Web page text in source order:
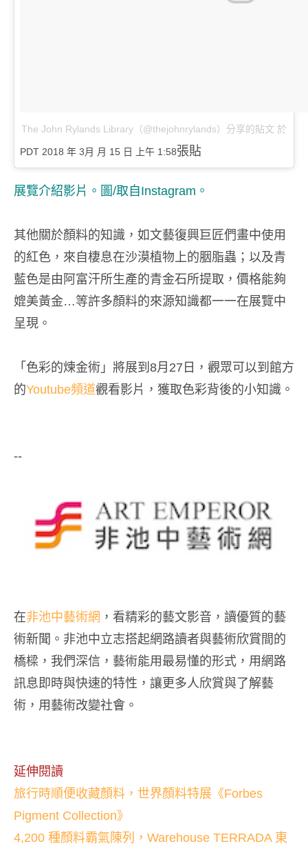
The John Rylands Library（@thejohnrylands）分享的貼文 於
PDT 2018 年 3月 月 15 日 上午 1:58張貼
展覽介紹影片。圖/取自 Instagram 。
其他關於顏料的知識，如文藝復興巨匠們畫中使用
的紅色，來自棲息在沙漠植物上的胭脂蟲；以及青
藍色是由阿富汗所生產的青金石所提取，價格能夠
媲美黃金…等許多顏料的來源知識都一一在展覽中
呈現。
「色彩的煉金術」將展到8月27日，觀眾可以到館方
的Youtube頻道觀看影片，獲取色彩背後的小知識。
--
在非池中藝術網 ，看精彩的藝文影音，讀優質的藝
術新聞。非池中立志搭起網路讀者與藝術欣賞間的
橋樑，我們深信，藝術能用最易懂的形式，用網路
訊息即時與快速的特性，讓更多人欣賞與了解藝
術，用藝術改變社會。
延伸閱讀
旅行時順便收藏顏料，世界顏料特展《Forbes
Pigment Collection》
4,200 種顏料霸氣陳列，Warehouse TERRADA 東